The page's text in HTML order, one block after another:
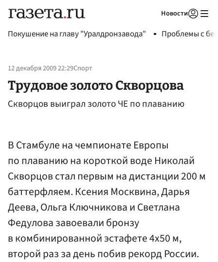
Новости
Покушение на главу "Уралдронзавода" Проблемы с
12 декабря 2009 22:29Спорт
Трудовое золото Скворцова
Скворцов выиграл золото ЧЕ по плаванию
В Стамбуле на чемпионате Европы
по плаванию на короткой воде Николай
Скворцов стал первым на дистанции 200 м
баттерфляем. Ксения Москвина, Дарья
Деева, Ольга Ключникова и Светлана
Федулова завоевали бронзу
в комбинированной эстафете 4х50 м,
второй раз за день побив рекорд России.